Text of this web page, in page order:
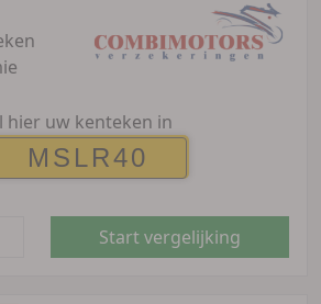
hier uw kenteken in
Start vergelijking